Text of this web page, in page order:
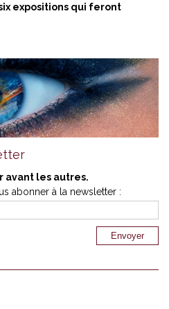
expositions qui feront
avant les autres.
abonner à la newsletter :